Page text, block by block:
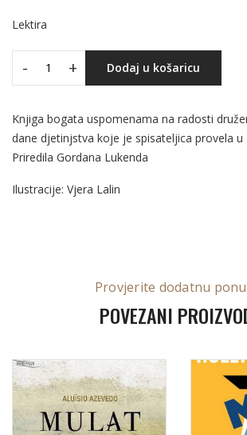
Lektira
- + Dodaj u košaricu
Knjiga bogata uspomenama na radosti
dane djetinjstva koje je spisateljica provela u
Priredila Gordana Lukenda
Ilustracije: Vjera Lalin
Provjerite dodatnu
POVEZANI